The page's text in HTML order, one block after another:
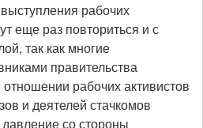
рабочих
еще раз повториться и с
так как многие
правительства
рабочих активистов
и деятелей стачкомов
со стороны